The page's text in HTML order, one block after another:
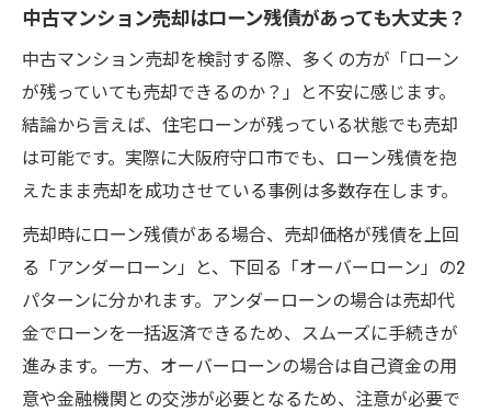
中古マンション売却とローン残債処理の注
意点
守口市の中古マンション売却で資産価値を守る
方法
中古マンション売却で資産価値を守るポイ
ント
守口市で中古マンション売却時に意識すべ
き資産価値
中古マンション売却と資産価値維持の実践
的な方法
ローン残債がある場合の資産価値優先の売
中古マンション売却はローン残債があっても大丈夫？
中古マンション売却を検討する際、多くの方が「ローン
が残っていても売却できるのか？」と不安に感じます。
結論から言えば、住宅ローンが残っている状態でも売却
は可能です。実際に大阪府守口市でも、ローン残債を抱
えたまま売却を成功させている事例は多数存在します。
売却時にローン残債がある場合、売却価格が残債を上回
る「アンダーローン」と、下回る「オーバーローン」の2
パターンに分かれます。アンダーローンの場合は売却代
金でローンを一括返済できるため、スムーズに手続きが
進みます。一方、オーバーローンの場合は自己資金の用
意や金融機関との交渉が必要となるため、注意が必要で